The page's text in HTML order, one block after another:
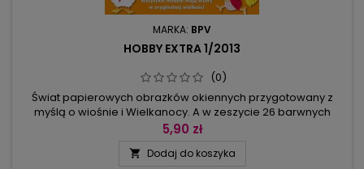
MARKA: BPV
HOBBY EXTRA 1/2013
(0)
Świat papierowych obrazków okiennych przygotowany z
myślą o wiośnie i Wielkanocy. A w zeszycie 26 barwnych
modeli. Kolorowe kurki, zajączki, wesołe pisanki, biedronki,
wzrok. Z łatwością wykonają je także najmłodsi, oczywiście z
5,90 zł
 Dodaj do koszyka